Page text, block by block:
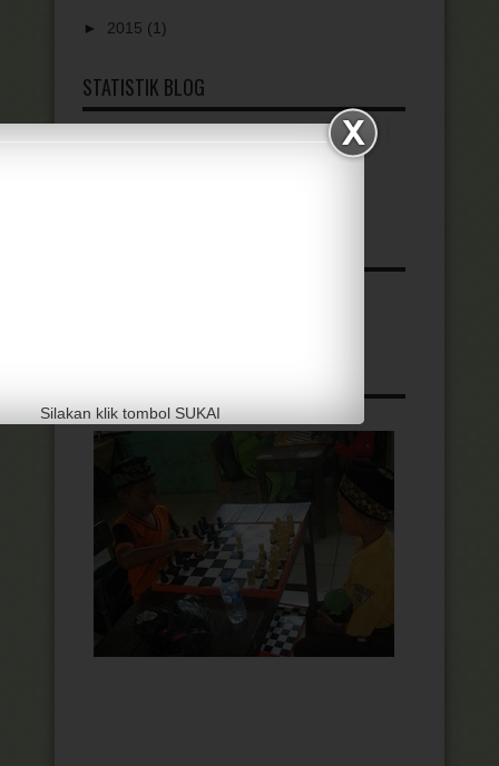
► 2015 (1)
STATISTIK BLOG
1,173,053
Silakan klik tombol SUKAI